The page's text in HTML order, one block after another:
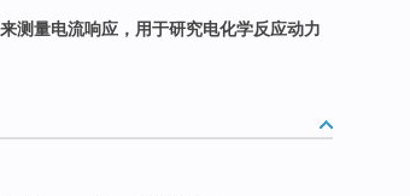
测量电流响应，用于研究电化学反应动力